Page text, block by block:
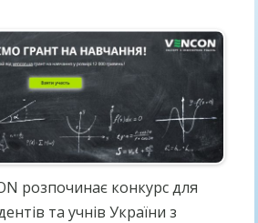
розпочинає конкурс для
та учнів України з